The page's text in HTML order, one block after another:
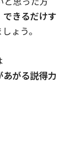
できるだけす
ょう。
あがる説得力